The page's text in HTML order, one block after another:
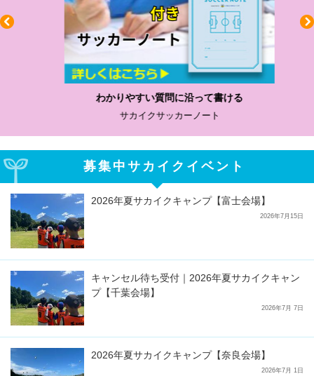
わかりやすい質問に沿って書ける
サカイクサッカーノート
募集中サカイクイベント
2026年夏サカイクキャンプ【富士会場】
2026年7月15日
キャンセル待ち受付｜2026年夏サカイクキャン
プ【千葉会場】
2026年7月 7日
2026年夏サカイクキャンプ【奈良会場】
2026年7月 1日